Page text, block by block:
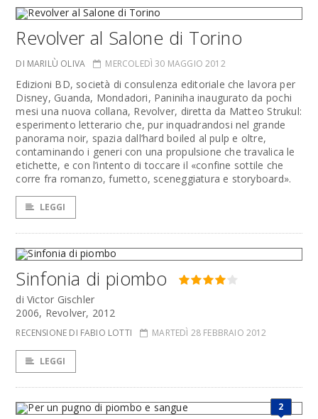
Revolver al Salone di Torino
DI MARILÙ OLIVA MERCOLEDÌ 30 MAGGIO 2012
Edizioni BD, società di consulenza editoriale che lavora per
Disney, Guanda, Mondadori, Paniniha inaugurato da pochi
mesi una nuova collana, Revolver, diretta da Matteo Strukul:
esperimento letterario che, pur inquadrandosi nel grande
panorama noir, spazia dall’hard boiled al pulp e oltre,
contaminando i generi con una propulsione che travalica le
etichette, e con l’intento di toccare il «confine sottile che
corre fra romanzo, fumetto, sceneggiatura e storyboard».
LEGGI
Sinfonia di piombo
di Victor Gischler
2006, Revolver, 2012
RECENSIONE DI FABIO LOTTI MARTEDÌ 28 FEBBRAIO 2012
LEGGI
2